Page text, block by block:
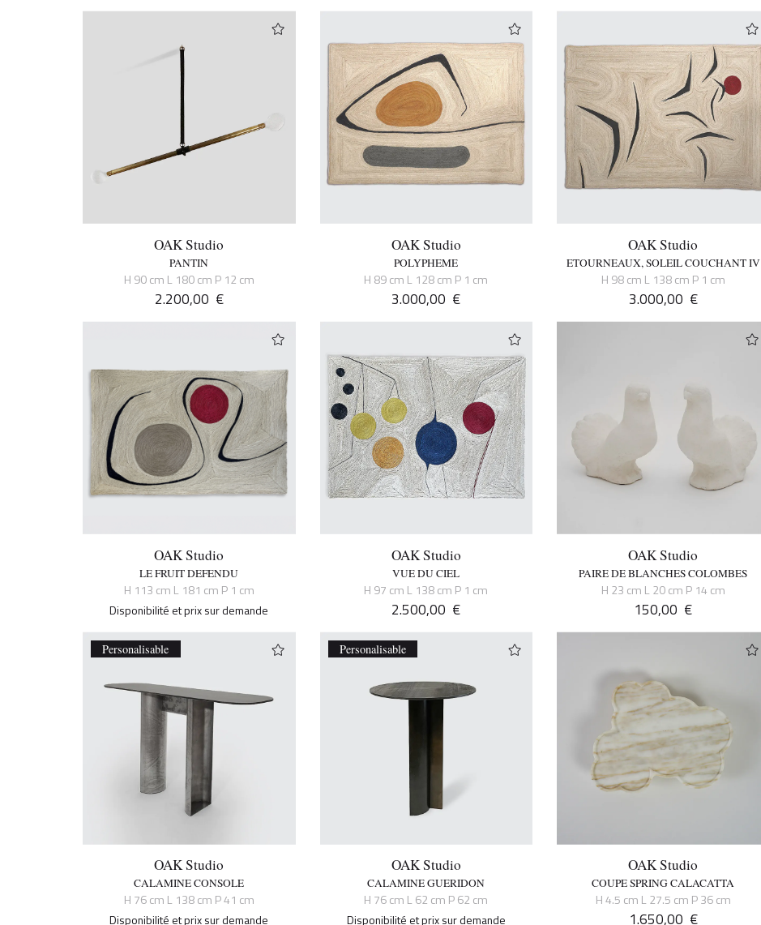
OAK Studio
PANTIN
H 90 cm L 180 cm P 12 cm
2.200,00 €
OAK Studio
POLYPHEME
H 89 cm L 128 cm P 1 cm
3.000,00 €
OAK Studio
ETOURNEAUX, SOLEIL COUCHANT IV
H 98 cm L 138 cm P 1 cm
3.000,00 €
OAK Studio
LE FRUIT DEFENDU
H 113 cm L 181 cm P 1 cm
Disponibilité et prix sur demande
OAK Studio
VUE DU CIEL
H 97 cm L 138 cm P 1 cm
2.500,00 €
OAK Studio
PAIRE DE BLANCHES COLOMBES
H 23 cm L 20 cm P 14 cm
150,00 €
Personalisable
OAK Studio
CALAMINE CONSOLE
H 76 cm L 138 cm P 41 cm
Disponibilité et prix sur demande
Personalisable
OAK Studio
CALAMINE GUERIDON
H 76 cm L 62 cm P 62 cm
Disponibilité et prix sur demande
OAK Studio
COUPE SPRING CALACATTA
H 4.5 cm L 27.5 cm P 36 cm
1.650,00 €